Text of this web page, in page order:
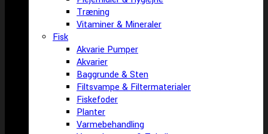
Træning
Vitaminer & Mineraler
Fisk
Akvarie Pumper
Akvarier
Baggrunde & Sten
Filtsvampe & Filtermaterialer
Fiskefoder
Planter
Varmebehandling